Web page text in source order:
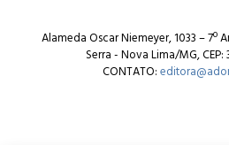
Alameda Oscar Niemeyer, 1033 – 7º
Serra - Nova Lima/MG,
CONTATO: